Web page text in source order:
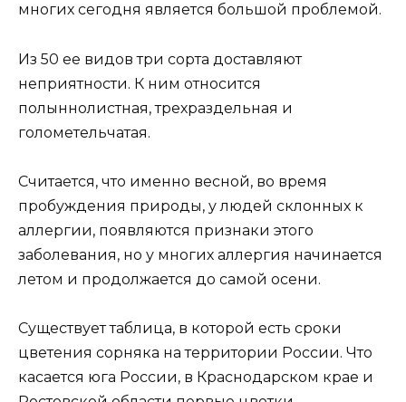
многих сегодня является большой проблемой.
Из 50 ее видов три сорта доставляют
неприятности. К ним относится
полыннолистная, трехраздельная и
голометельчатая.
Считается, что именно весной, во время
пробуждения природы, у людей склонных к
аллергии, появляются признаки этого
заболевания, но у многих аллергия начинается
летом и продолжается до самой осени.
Существует таблица, в которой есть сроки
цветения сорняка на территории России. Что
касается юга России, в Краснодарском крае и